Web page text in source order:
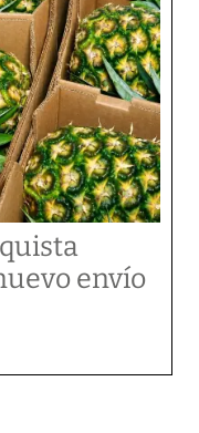
envío